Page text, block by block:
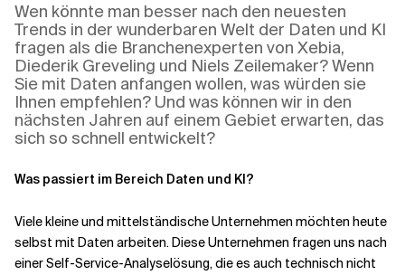
Verwandte Themen
Wen könnte man besser nach den neuesten
Trends in der wunderbaren Welt der Daten und KI
fragen als die Branchenexperten von Xebia,
Diederik Greveling und Niels Zeilemaker? Wenn
Sie mit Daten anfangen wollen, was würden sie
Ihnen empfehlen? Und was können wir in den
nächsten Jahren auf einem Gebiet erwarten, das
sich so schnell entwickelt?
Was passiert im Bereich Daten und KI?
Viele kleine und mittelständische Unternehmen möchten heute
selbst mit Daten arbeiten. Diese Unternehmen fragen uns nach
einer Self-Service-Analyselösung, die es auch technisch nicht